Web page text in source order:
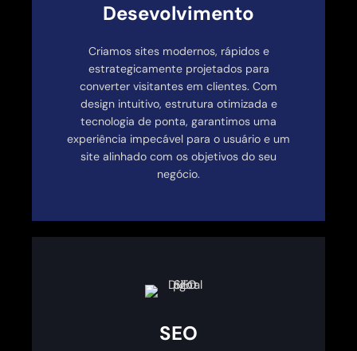
Desevolvimento
Criamos sites modernos, rápidos e
estrategicamente projetados para
converter visitantes em clientes. Com
design intuitivo, estrutura otimizada e
tecnologia de ponta, garantimos uma
experiência impecável para o usuário e um
site alinhado com os objetivos do seu
negócio.
SEO